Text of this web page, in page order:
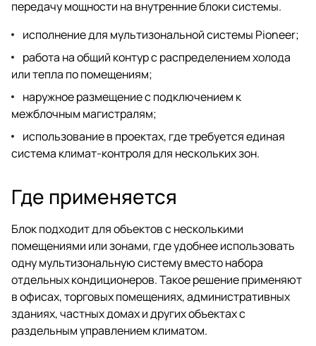
передачу мощности на внутренние блоки системы.
исполнение для мультизональной системы Pioneer;
работа на общий контур с распределением холода
или тепла по помещениям;
наружное размещение с подключением к
межблочным магистралям;
использование в проектах, где требуется единая
система климат-контроля для нескольких зон.
Где применяется
Блок подходит для объектов с несколькими
помещениями или зонами, где удобнее использовать
одну мультизональную систему вместо набора
отдельных кондиционеров. Такое решение применяют
в офисах, торговых помещениях, административных
зданиях, частных домах и других объектах с
раздельным управлением климатом.